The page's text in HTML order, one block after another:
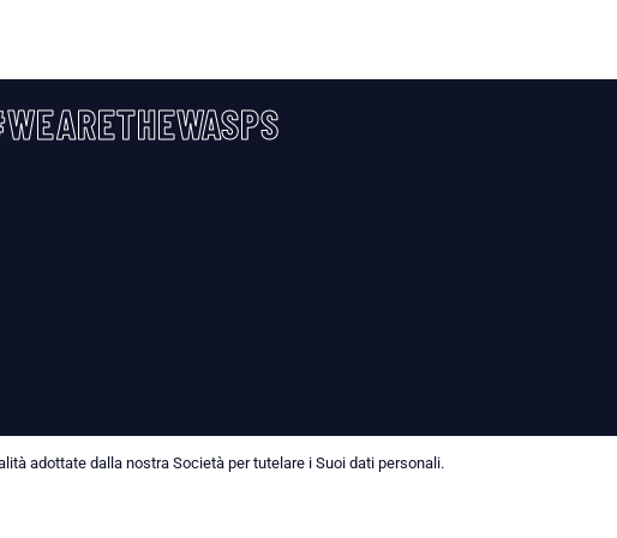
adottate dalla nostra Società per tutelare i Suoi dati personali.